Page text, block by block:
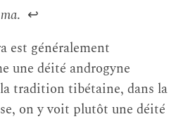
. ↩
est généralement
une déité androgyne
tradition tibétaine, dans la
on y voit plutôt une déité